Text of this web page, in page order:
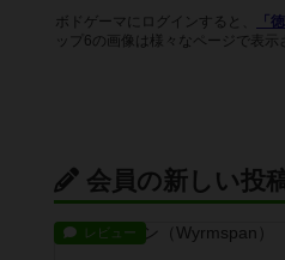
ボドゲーマにログインすると、 「
ップ6の画像は様々なページで表示
会員の新しい投
レビュー